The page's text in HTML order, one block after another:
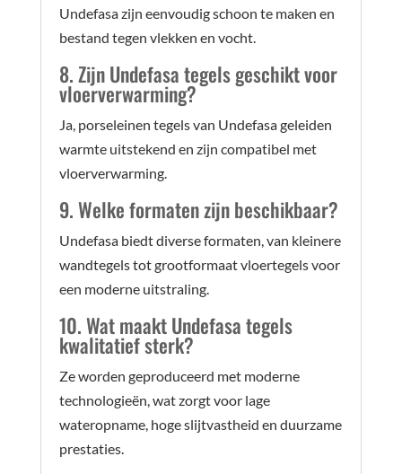
Undefasa zijn eenvoudig schoon te maken en
bestand tegen vlekken en vocht.
8. Zijn Undefasa tegels geschikt voor
vloerverwarming?
Ja, porseleinen tegels van Undefasa geleiden
warmte uitstekend en zijn compatibel met
vloerverwarming.
9. Welke formaten zijn beschikbaar?
Undefasa biedt diverse formaten, van kleinere
wandtegels tot grootformaat vloertegels voor
een moderne uitstraling.
10. Wat maakt Undefasa tegels
kwalitatief sterk?
Ze worden geproduceerd met moderne
technologieën, wat zorgt voor lage
wateropname, hoge slijtvastheid en duurzame
prestaties.